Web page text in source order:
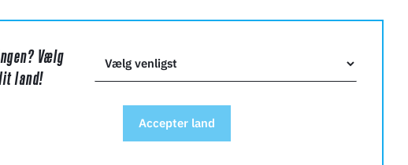
På lager50+
til indkøbskurv
På lager15
Tilføj til indkøbskurv
På lager
Tilføj til indkøbskurv
Vælg
land!
Accepter land